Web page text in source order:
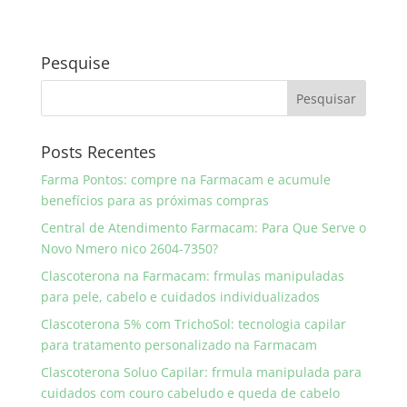
Pesquise
Posts Recentes
Farma Pontos: compre na Farmacam e acumule
benefícios para as próximas compras
Central de Atendimento Farmacam: Para Que Serve o
Novo Nmero nico 2604-7350?
Clascoterona na Farmacam: frmulas manipuladas
para pele, cabelo e cuidados individualizados
Clascoterona 5% com TrichoSol: tecnologia capilar
para tratamento personalizado na Farmacam
Clascoterona Soluo Capilar: frmula manipulada para
cuidados com couro cabeludo e queda de cabelo